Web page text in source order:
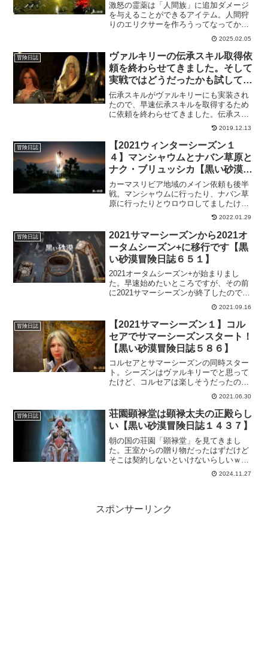
激怒の霊薬は「人間族」に追加ダメージ
を与えることができるアイテム。人間狩
りのエリクサーを作ろうってなってか
ら、いろいろ調べてたんですけど、激怒
の霊薬の方が使えそうって思ったので、
作って実践投入という訳です！思いのほ
か狩りが捗ってます！
2025.02.05
冒険日誌
ヴァルキリーの伝承スキル取得依
頼を終わらせてきました。そして
実戦ではどうだったかも試してき
ました。【黒い砂漠冒険日誌１１
８】
伝承スキルがヴァルキリーにも実装され
たので、早速伝承スキルを取得するため
に依頼を終わらせてきました。伝承スキ
ルを使ったヴァルキリーは強くなったの
2019.12.13
冒険日誌
【2021ウィンターシーズン１
４】マンシャウムとナバン草原と
ナク・ブリュッシカ【黒い砂漠冒
険日誌７５２】
カーマスリビア地域のメイン依頼も後半
戦。マンシャウムに行ったり、ナバン草
原に行ったりとウロウロしてましたけ
ど、狩りが楽になってる分楽しく進めら
れています。ついでに、ナク・ブリュッ
シカに初挑戦してみたりと、何やかんや
と遊んでます。ついでにアビスグリフォ
ンも！
2022.01.29
冒険日誌
2021サマーシーズンから2021オ
ータムシーズン+に移行です【黒
い砂漠冒険日誌６５１】
2021オータムシーズン+が始まりまし
た。早速始めたいところですが、その前
に2021サマーシーズンが終了したので後
始末もしておきたいと思います。受け取
れるものは受け取り、継続できるものは
継続と、やり残しがないようにして新し
いシーズンをはじめたいと思います。
2021.09.16
冒険日誌
【2021サマーシーズン１】コル
セアでサマーシーズンスタート！
【黒い砂漠冒険日誌５８６】
コルセアとサマーシーズンの同時スター
ト。シーズンはヴァルキリーでと思って
たけど、コルセアは楽しそうだったので
誘惑に負けました。その分、始めたばか
りですけど楽しめてます。操作に不慣れ
だから時々キャラを見失うけど、徐々に
慣れて行こうかな。
2021.06.30
冒険日誌
荘園顕禄堂は顕禄太夫の正殿らし
い【黒い砂漠冒険日誌１４３７】
朝の国の荘園「顕禄堂」を見てきまし
た。王室からの贈り物だったはずだけど
そこは契約しないといけないらしいｗけ
ど、見に行ってびっくりな広さ。建物も
大きいけど、庭というか建物以外がもの
2024.11.27
スポンサーリンク